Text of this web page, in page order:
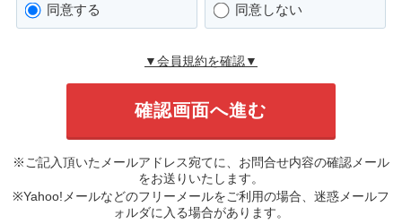
同意する 同意しない
▼会員規約を確認▼
※ご記入頂いたメールアドレス宛てに、お問合せ内容の確認メール
をお送りいたします。
※Yahoo!メールなどのフリーメールをご利用の場合、迷惑メールフ
ォルダに入る場合があります。